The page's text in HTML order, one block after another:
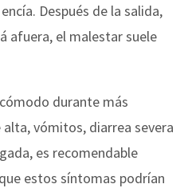
Después de la salida,
afuera, el malestar suele
durante más
vómitos, diarrea severa
es recomendable
estos síntomas podrían